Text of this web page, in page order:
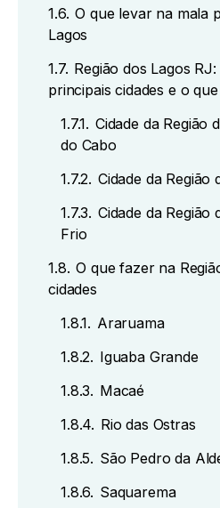
1.6. O que levar na mala
Lagos
1.7. Região dos Lagos
principais cidades e o
1.7.1. Cidade da Região
do Cabo
1.7.2. Cidade da Região
1.7.3. Cidade da Região
Frio
1.8. O que fazer na
cidades
1.8.1. Araruama
1.8.2. Iguaba Grande
1.8.3. Macaé
1.8.4. Rio das Ostras
1.8.5. São Pedro da
1.8.6. Saquarema